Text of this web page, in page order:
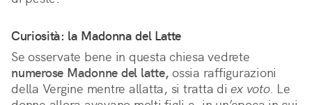
Curiosità: la Madonna del Latte
Se osservate bene in questa chiesa vedrete
numerose Madonne del latte, ossia raffigurazioni
della Vergine mentre allatta, si tratta diex voto. Le